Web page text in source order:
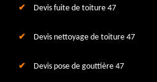
Devis fuite de toiture 47
Devis nettoyage de toiture 47
Devis pose de gouttière 47